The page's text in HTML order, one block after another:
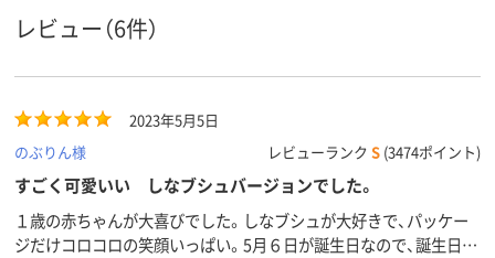
レビュー（6件）
2023年5月5日
のぶりん様
レビューランク S (3474ポイント)
すごく可愛いい しなブシュバージョンでした。
１歳の赤ちゃんが大喜びでした。しなブシュが大好きで、パッケー
ジだけコロコロの笑顔いっぱい。5月６日が誕生日なので、誕生日の